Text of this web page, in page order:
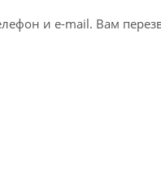
и e-mail. Вам